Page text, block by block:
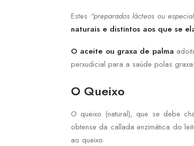
Estes “preparados lácteos ou
naturais e distintos aos que se
O aceite ou graxa de palma
perxudicial para a saúde polas
O Queixo
O queixo (natural), que se debe
obtense da callada enzimática do
ao queixo.